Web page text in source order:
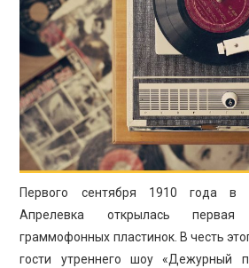
Первого сентября 1910 года в
Апрелевка открылась первая
граммофонных пластинок. В честь
гости утреннего шоу «Дежурный